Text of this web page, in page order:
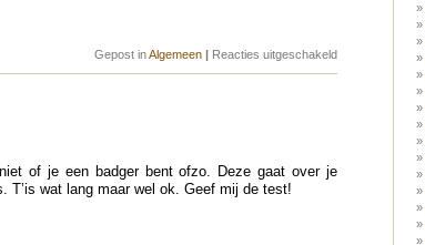
Gepost inAlgemeen | Reacties uitgeschakeldvoor
of je een badger bent ofzo. Deze gaat over je
T’is wat lang maar wel ok. Geef mij de test!